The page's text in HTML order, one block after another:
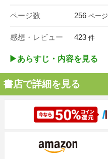
ページ数 256 ページ
感想・レビュー 423 件
▶︎あらすじ・内容を見る
書店で詳細を見る